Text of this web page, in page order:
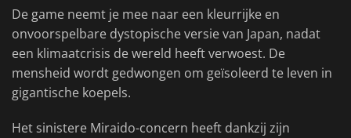
De game neemt je mee naar een kleurrijke en
onvoorspelbare dystopische versie van Japan, nadat
een klimaatcrisis de wereld heeft verwoest. De
mensheid wordt gedwongen om geïsoleerd te leven in
gigantische koepels.
Het sinistere Miraido-concern heeft dankzij zijn